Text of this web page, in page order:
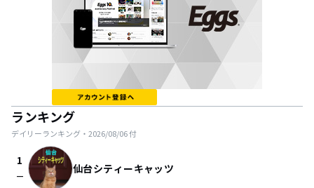
ランキング
デイリーランキング・ 2026/08/06付
1
check_indeterminate_small 仙台シティーキャッツ